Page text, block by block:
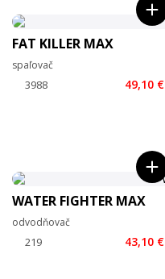
FAT KILLER MAX
spaľovač
49,10 €
WATER FIGHTER MAX
odvodňovač
43,10 €